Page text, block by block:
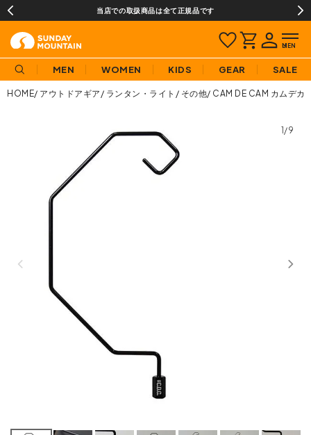
当店での取扱商品は全て正規品です
MEN WOMEN KIDS GEAR SALE
HOME アウトドアギア ランタン・ライト その他 CAM DE CAM カムデカ
1/9